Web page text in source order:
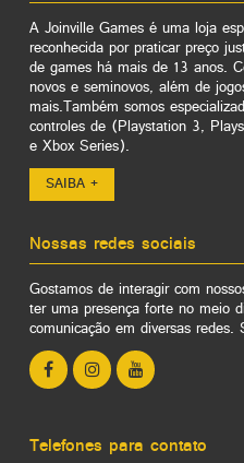
A Joinville Games é uma loja
reconhecida por praticar preço
de games há mais de 13 anos.
novos e seminovos, além de
mais.Também somos
controles de (Playstation 3,
e Xbox Series).
SAIBA +
Nossas redes sociais
Gostamos de interagir com
ter uma presença forte no meio
comunicação em diversas
Telefones para contato